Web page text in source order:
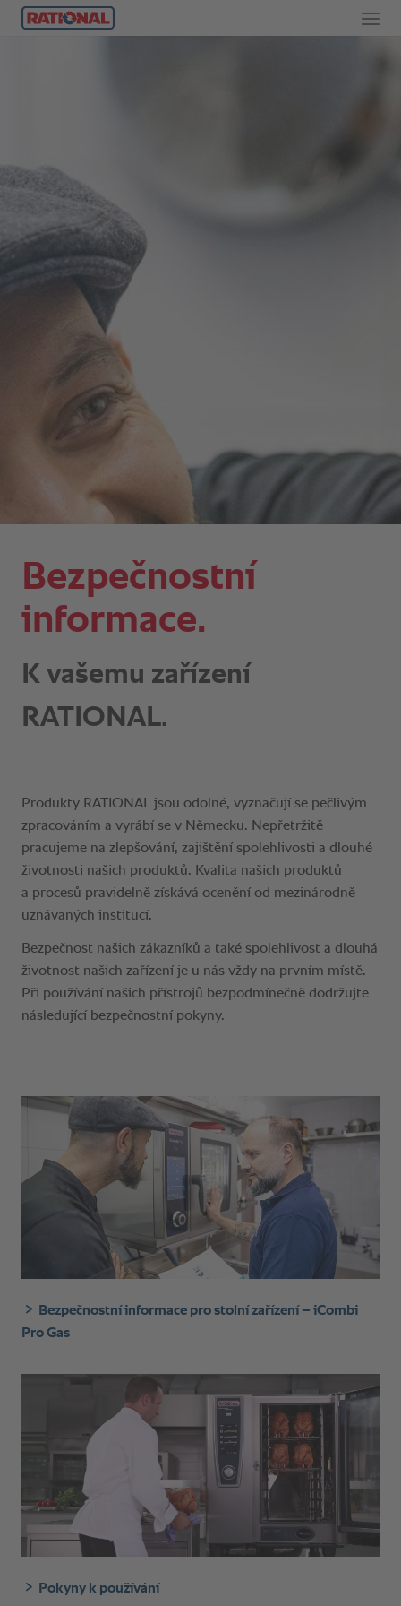
Bezpečnostní
informace.
K vašemu zařízení
RATIONAL.